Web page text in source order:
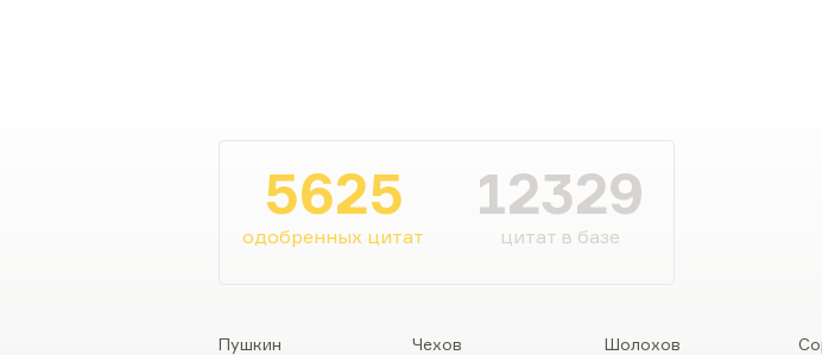
5625
одобренных цитат
12329
цитат в базе
Пушкин
Чехов
Шолохов